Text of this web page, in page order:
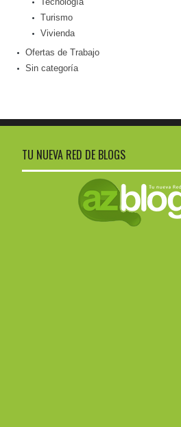
Turismo
Vivienda
Ofertas de Trabajo
Sin categoría
TU NUEVA RED DE BLOGS